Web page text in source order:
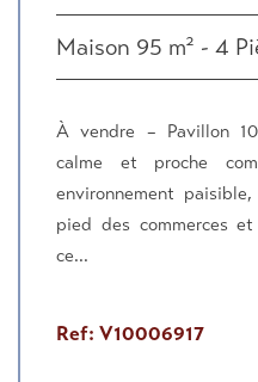
Maison 95 m² - 4
À vendre – Pavillon
calme et proche
environnement
pied des commerces
ce...
Ref: V10006917